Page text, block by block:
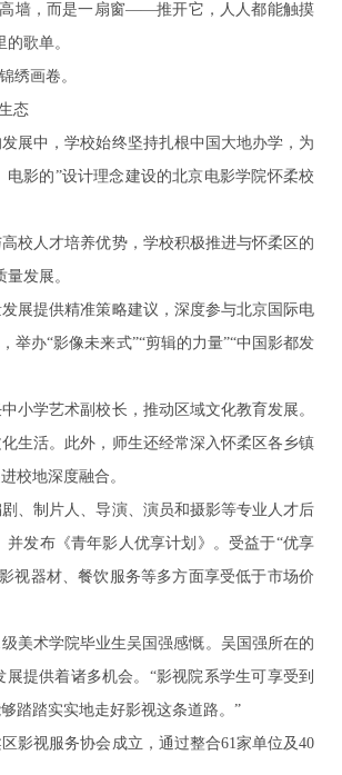
墙，而是一扇窗——推开它，人人都能触摸
歌单。
绣画卷。
态
展中，学校始终坚持扎根中国大地办学，为
影的”设计理念建设的北京电影学院怀柔校
校人才培养优势，学校积极推进与怀柔区的
发展。
展提供精准策略建议，深度参与北京国际电
举办“影像未来式”“剪辑的力量”“中国影都发
小学艺术副校长，推动区域文化教育发展。
生活。此外，师生还经常深入怀柔区各乡镇
校地深度融合。
、制片人、导演、演员和摄影等专业人才后
发布《青年影人优享计划》。受益于“优享
视器材、餐饮服务等多方面享受低于市场价
美术学院毕业生吴国强感慨。吴国强所在的
提供着诸多机会。“影视院系学生可享受到
踏踏实实地走好影视这条道路。”
影视服务协会成立，通过整合61家单位及40